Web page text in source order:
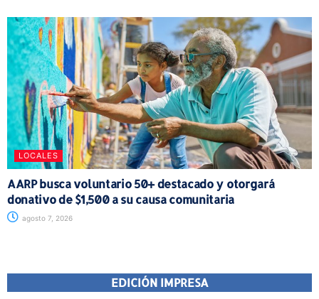
LOCALES
AARP busca voluntario 50+ destacado y otorgará
donativo de $1,500 a su causa comunitaria
agosto 7, 2026
EDICIÓN IMPRESA